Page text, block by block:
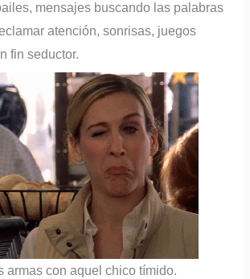
mensajes buscando las palabras
atención, sonrisas, juegos
fin seductor.
armas con aquel chico tímido.